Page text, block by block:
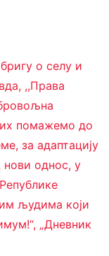
о селу и
,,Права
их помажемо до
за адаптацију
нови однос, у
људима који
„Дневник